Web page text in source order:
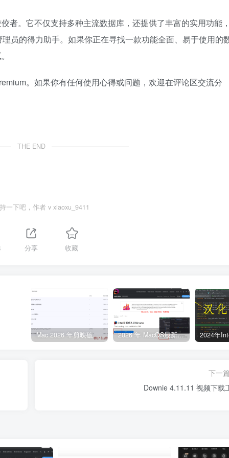
者。它不仅支持多种主流数据库，还提供了丰富的实用功能
员的得力助手。如果你正在寻找一款功能全面、易于使用的
。如果你有任何使用心得或问题，欢迎在评论区交流分
THE END
一下吧，作者 v xiaoxu_9411
分享 收藏
Mac 2026 年剪映破解版、剪映永久VIP版本免费下载，亲测有效 2026 年 MacOS最新 IntelliJ IDEA 破解激活教程：永久激活到 2099 年
下一
Downie 4.11.11 视频下载